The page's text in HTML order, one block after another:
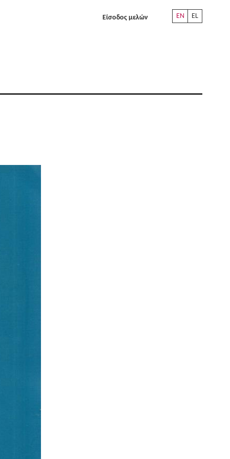
EN EL
Είσοδος μελών